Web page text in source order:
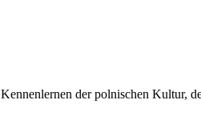
der polnischen Kultur,